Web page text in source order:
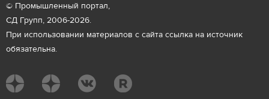
© Промышленный портал,
СД Групп, 2006-2026.
При использовании материалов с сайта ссылка на источник
обязательна.